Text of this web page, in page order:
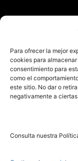
Para ofrecer la mejor
cookies para
consentimiento para
como el
este sitio. No dar o
negativamente a
Consulta nuestra